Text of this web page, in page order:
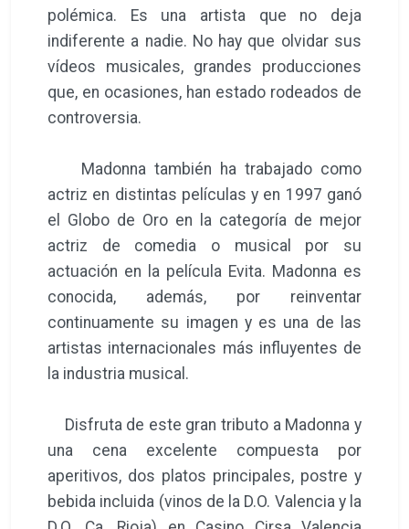
polémica. Es una artista que no deja
indiferente a nadie. No hay que olvidar sus
vídeos musicales, grandes producciones
que, en ocasiones, han estado rodeados de
controversia.
Madonna también ha trabajado como
actriz en distintas películas y en 1997 ganó
el Globo de Oro en la categoría de mejor
actriz de comedia o musical por su
actuación en la película Evita. Madonna es
conocida, además, por reinventar
continuamente su imagen y es una de las
artistas internacionales más influyentes de
la industria musical.
Disfruta de este gran tributo a Madonna y
una cena excelente compuesta por
aperitivos, dos platos principales, postre y
bebida incluida (vinos de la D.O. Valencia y la